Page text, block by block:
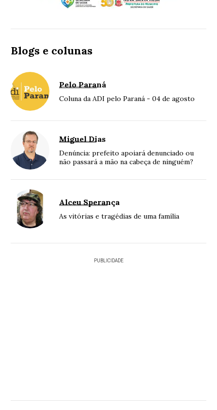
Blogs e colunas
Pelo Paraná
Coluna da ADI pelo Paraná - 04 de agosto
Miguel Dias
Denúncia: prefeito apoiará denunciado ou
não passará a mão na cabeça de ninguém?
Alceu Sperança
As vitórias e tragédias de uma família
PUBLICIDADE